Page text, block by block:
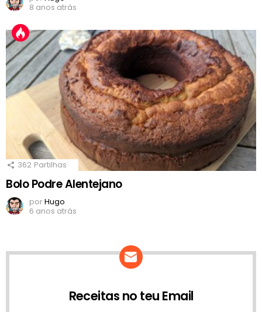
8 anos atrás
362 Partilhas
Bolo Podre Alentejano
porHugo
6 anos atrás
Receitas no teu Email